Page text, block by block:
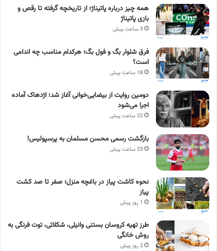
همه چیز درباره پاتیناژ؛ از تاریخچه گرفته تا رقص و
بازی پاتیناژ
3 ساعت پیش
فرق شلوار بگ و فول بگ؛ هرکدام مناسب چه اندامی
است؟
18 ساعت پیش
دومین روایت از بیضایی‌خوانی آغاز شد؛ اژدهاک آماده
اجرا می‌شود
22 ساعت پیش
بازگشت رسمی محسن مسلمان به پرسپولیس!
23 ساعت پیش
نحوه کاشت پیاز در باغچه منزل؛ صفر تا صد کشت
پیاز
1 روز پیش
طرز تهیه کروسان بستنی وانیلی، شکلاتی، توت فرنگی به
روش خانگی
2 روز پیش